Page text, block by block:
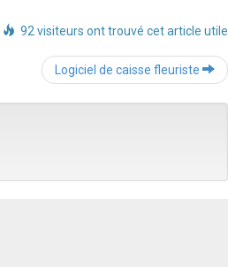
92 visiteurs ont trouvé cet article utile
Logiciel de caisse fleuriste